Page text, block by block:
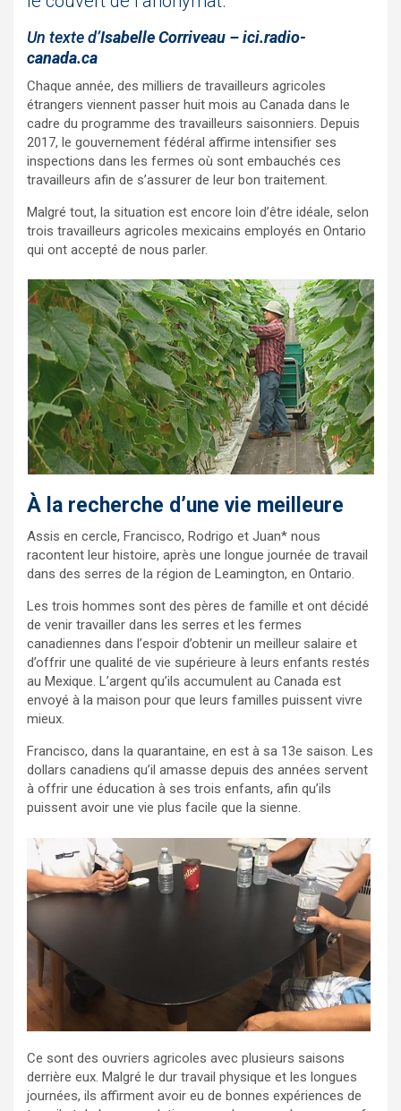
Un texte d’Isabelle Corriveau – ici.radio-
canada.ca
Chaque année, des milliers de travailleurs agricoles
étrangers viennent passer huit mois au Canada dans le
cadre du programme des travailleurs saisonniers. Depuis
2017, le gouvernement fédéral affirme intensifier ses
inspections dans les fermes où sont embauchés ces
travailleurs afin de s’assurer de leur bon traitement.
Malgré tout, la situation est encore loin d’être idéale, selon
trois travailleurs agricoles mexicains employés en Ontario
qui ont accepté de nous parler.
À la recherche d’une vie meilleure
Assis en cercle, Francisco, Rodrigo et Juan* nous
racontent leur histoire, après une longue journée de travail
dans des serres de la région de Leamington, en Ontario.
Les trois hommes sont des pères de famille et ont décidé
de venir travailler dans les serres et les fermes
canadiennes dans l’espoir d’obtenir un meilleur salaire et
d’offrir une qualité de vie supérieure à leurs enfants restés
au Mexique. L’argent qu’ils accumulent au Canada est
envoyé à la maison pour que leurs familles puissent vivre
mieux.
Francisco, dans la quarantaine, en est à sa 13e saison. Les
dollars canadiens qu’il amasse depuis des années servent
à offrir une éducation à ses trois enfants, afin qu’ils
puissent avoir une vie plus facile que la sienne.
Ce sont des ouvriers agricoles avec plusieurs saisons
derrière eux. Malgré le dur travail physique et les longues
journées, ils affirment avoir eu de bonnes expériences de